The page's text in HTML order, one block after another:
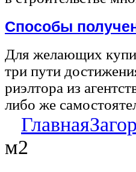
Способы
Для желающих
три пути
риэлтора из
либо же
Главная
м2